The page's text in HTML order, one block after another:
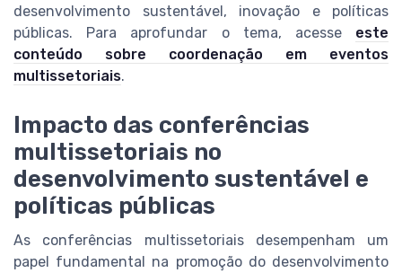
desenvolvimento sustentável, inovação e políticas
públicas. Para aprofundar o tema, acesse este
conteúdo sobre coordenação em eventos
multissetoriais.
Impacto das conferências
multissetoriais no
desenvolvimento sustentável e
políticas públicas
As conferências multissetoriais desempenham um
papel fundamental na promoção do desenvolvimento